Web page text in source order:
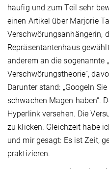
häufig und zum Teil sehr
einen Artikel über Marjorie
Verschwörungsanhängerin,
Repräsentantenhaus
anderem an die sogenannte
Verschwörungstheorie“,
Darunter stand: „Googeln
schwachen Magen haben“.
Hyperlink versehen. Die
zu klicken. Gleichzeit habe
und mir gesagt: Es ist Zeit,
praktizieren.